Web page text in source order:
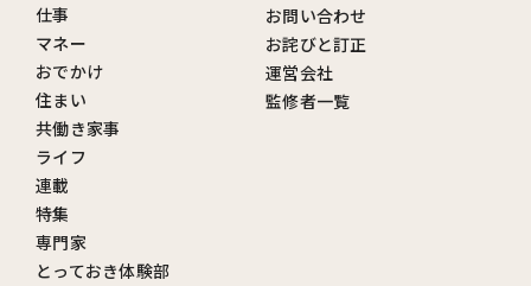
仕事
マネー
おでかけ
住まい
共働き家事
ライフ
連載
特集
専門家
とっておき体験部
お問い合わせ
お詫びと訂正
運営会社
監修者一覧